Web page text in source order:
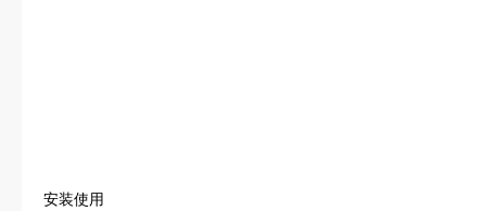
安装使用